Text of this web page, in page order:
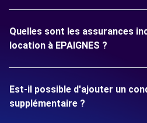
Quelles sont les assurances
location à EPAIGNES ?
Est-il possible d'ajouter un
supplémentaire ?